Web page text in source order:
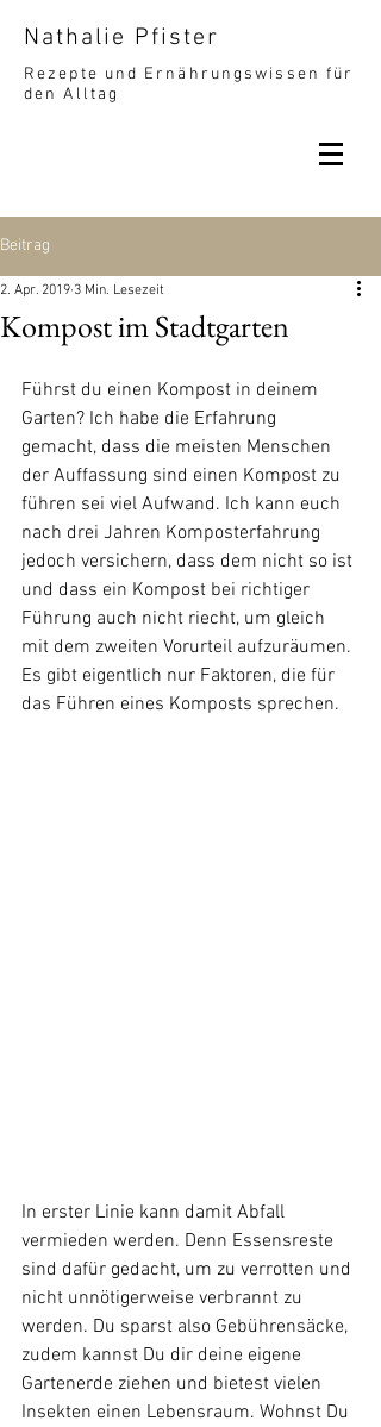
Nathalie Pfister
Rezepte und Ernährungswissen für
den Alltag
Beitrag
Kompost im Stadtgarten
2. Apr. 2019 3 Min. Lesezeit
Führst du einen Kompost in deinem
Garten? Ich habe die Erfahrung
gemacht, dass die meisten Menschen
der Auffassung sind einen Kompost zu
führen sei viel Aufwand. Ich kann euch
nach drei Jahren Komposterfahrung
jedoch versichern, dass dem nicht so ist
und dass ein Kompost bei richtiger
Führung auch nicht riecht, um gleich
mit dem zweiten Vorurteil aufzuräumen.
Es gibt eigentlich nur Faktoren, die für
das Führen eines Komposts sprechen.
In erster Linie kann damit Abfall
vermieden werden. Denn Essensreste
sind dafür gedacht, um zu verrotten und
nicht unnötigerweise verbrannt zu
werden. Du sparst also Gebührensäcke,
zudem kannst Du dir deine eigene
Gartenerde ziehen und bietest vielen
Insekten einen Lebensraum. Wohnst Du